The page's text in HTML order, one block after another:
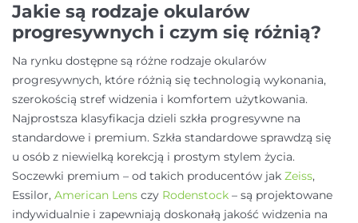
Jakie są rodzaje okularów
progresywnych i czym się różnią?
Na rynku dostępne są różne rodzaje okularów
progresywnych, które różnią się technologią wykonania,
szerokością stref widzenia i komfortem użytkowania.
Najprostsza klasyfikacja dzieli szkła progresywne na
standardowe i premium. Szkła standardowe sprawdzą się
u osób z niewielką korekcją i prostym stylem życia.
Soczewki premium – od takich producentów jak Zeiss,
Essilor, American Lens czy Rodenstock – są projektowane
indywidualnie i zapewniają doskonałą jakość widzenia na